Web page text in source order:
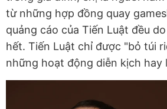
từ những hợp đồng quay
quảng cáo của Tiến Luật đều
hết. Tiến Luật chỉ được "bỏ túi
những hoạt động diễn kịch hay